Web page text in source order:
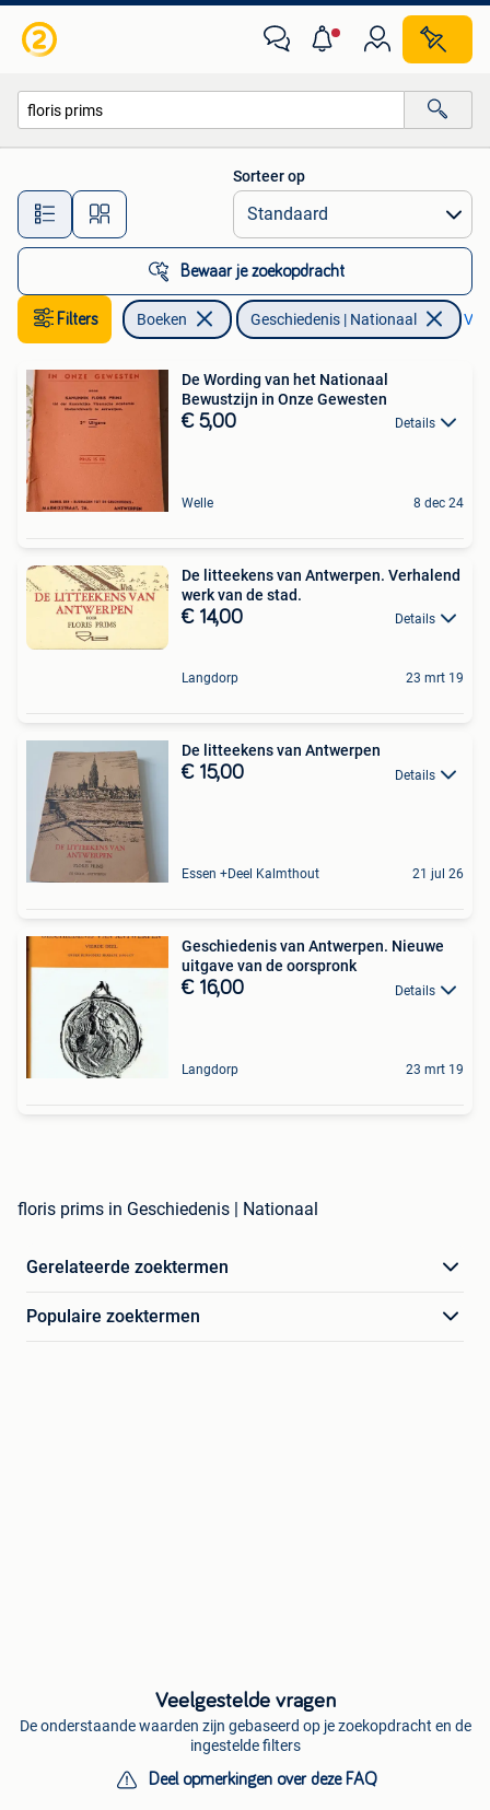
Alle afstanden…
Sorteer op
Bewaar je zoekopdracht
Filters Boeken Geschiedenis | Nationaal
De Wording van het Nationaal
Bewustzijn in Onze Gewesten
€ 5,00 Details
Welle 8 dec 24
De litteekens van Antwerpen. Verhalend
werk van de stad.
€ 14,00 Details
Langdorp 23 mrt 19
De litteekens van Antwerpen
€ 15,00 Details
Essen +Deel Kalmthout 21 jul 26
Geschiedenis van Antwerpen. Nieuwe
uitgave van de oorspronk
€ 16,00 Details
Langdorp 23 mrt 19
floris prims in Geschiedenis | Nationaal
Gerelateerde zoektermen
Populaire zoektermen
Veelgestelde vragen
De onderstaande waarden zijn gebaseerd op je zoekopdracht en de
ingestelde filters
Deel opmerkingen over deze FAQ